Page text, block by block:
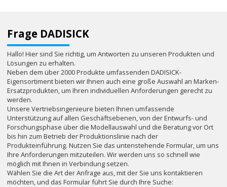
Frage DADISICK
Hallo! Hier sind Sie richtig, um Antworten zu unseren Produkten und
Lösungen zu erhalten.
Neben dem über 2000 Produkte umfassenden DADISICK-
Eigensortiment bieten wir Ihnen auch eine große Auswahl an Marken-
Ersatzprodukten, um Ihren individuellen Anforderungen gerecht zu
werden.
Unsere Vertriebsingenieure bieten Ihnen umfassende
Unterstützung auf allen Geschäftsebenen, von der Entwurfs- und
Forschungsphase über die Modellauswahl und die Beratung vor Ort
bis hin zum Betrieb der Produktionslinie nach der
Produkteinführung. Nutzen Sie das untenstehende Formular, um uns
Ihre Anforderungen mitzuteilen. Wir werden uns so schnell wie
möglich mit Ihnen in Verbindung setzen.
Wählen Sie die Art der Anfrage aus, mit der Sie uns kontaktieren
möchten, und das Formular führt Sie durch Ihre Suche: